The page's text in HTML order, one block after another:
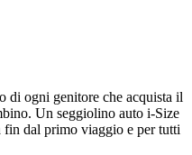
di ogni genitore che acquista il
Un seggiolino auto i-Size
fin dal primo viaggio e per tutti